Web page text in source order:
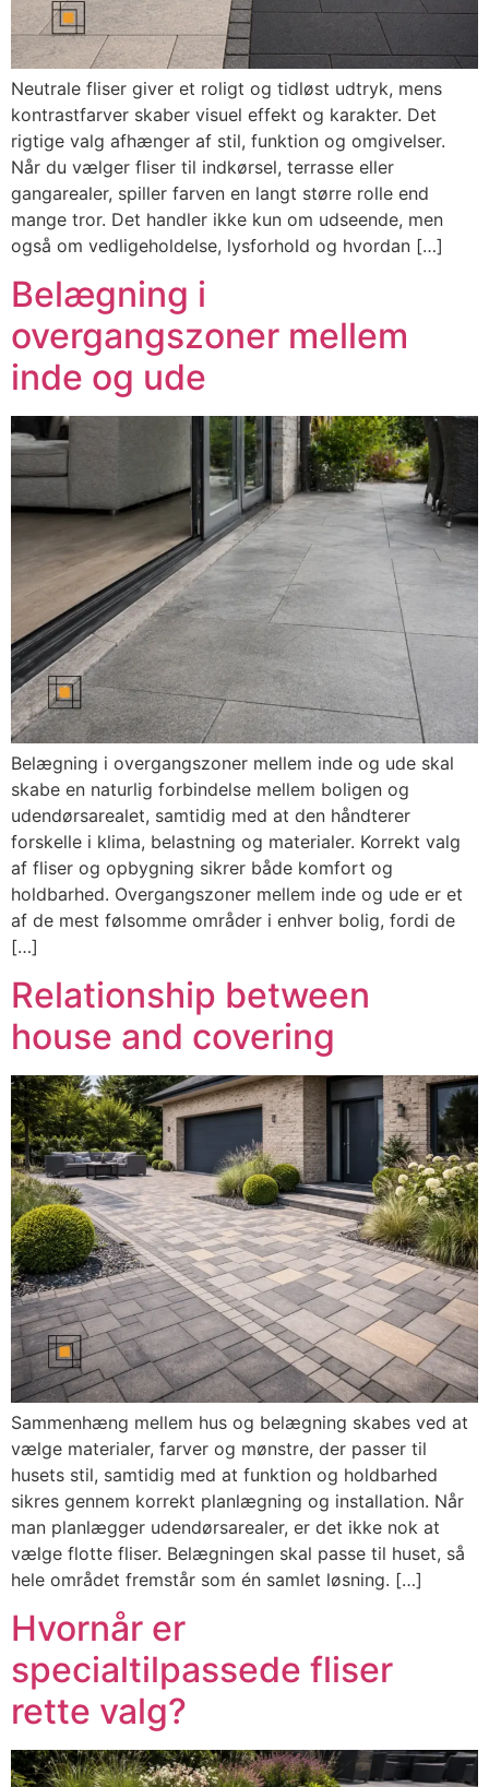
Neutrale fliser giver et roligt og tidløst udtryk, mens
kontrastfarver skaber visuel effekt og karakter. Det
rigtige valg afhænger af stil, funktion og omgivelser.
Når du vælger fliser til indkørsel, terrasse eller
gangarealer, spiller farven en langt større rolle end
mange tror. Det handler ikke kun om udseende, men
også om vedligeholdelse, lysforhold og hvordan […]
Belægning i
overgangszoner mellem
inde og ude
Belægning i overgangszoner mellem inde og ude skal
skabe en naturlig forbindelse mellem boligen og
udendørsarealet, samtidig med at den håndterer
forskelle i klima, belastning og materialer. Korrekt valg
af fliser og opbygning sikrer både komfort og
holdbarhed. Overgangszoner mellem inde og ude er et
af de mest følsomme områder i enhver bolig, fordi de
[…]
Relationship between
house and covering
Sammenhæng mellem hus og belægning skabes ved at
vælge materialer, farver og mønstre, der passer til
husets stil, samtidig med at funktion og holdbarhed
sikres gennem korrekt planlægning og installation. Når
man planlægger udendørsarealer, er det ikke nok at
vælge flotte fliser. Belægningen skal passe til huset, så
hele området fremstår som én samlet løsning. […]
Hvornår er
specialtilpassede fliser
rette valg?